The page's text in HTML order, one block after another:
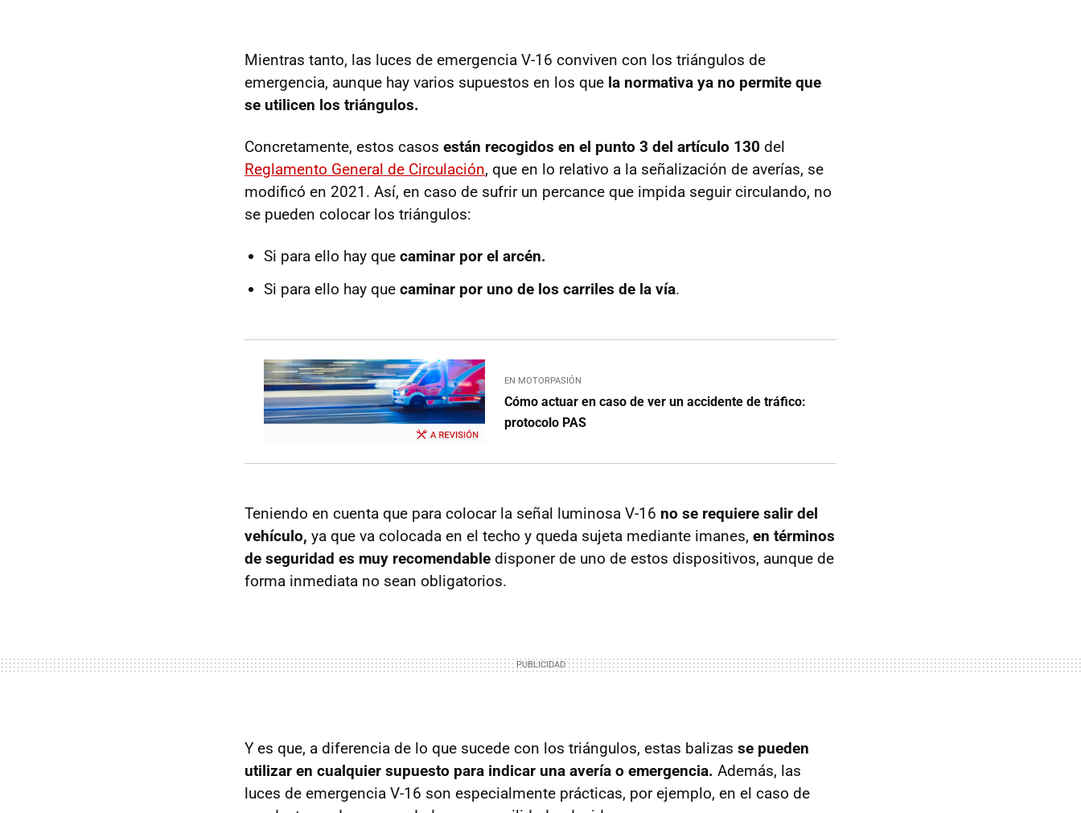
Mientras tanto, las luces de emergencia V-16 conviven con los triángulos de
emergencia, aunque hay varios supuestos en los que la normativa ya no permite que
se utilicen los triángulos.
Concretamente, estos casos están recogidos en el punto 3 del artículo 130 del
Reglamento General de Circulación, que en lo relativo a la señalización de averías, se
modificó en 2021. Así, en caso de sufrir un percance que impida seguir circulando, no
se pueden colocar los triángulos:
Si para ello hay que caminar por el arcén.
Si para ello hay que caminar por uno de los carriles de la vía.
EN MOTORPASIÓN
Cómo actuar en caso de ver un accidente de tráfico:
protocolo PAS
Teniendo en cuenta que para colocar la señal luminosa V-16 no se requiere salir del
vehículo, ya que va colocada en el techo y queda sujeta mediante imanes, en términos
de seguridad es muy recomendable disponer de uno de estos dispositivos, aunque de
forma inmediata no sean obligatorios.
Y es que, a diferencia de lo que sucede con los triángulos, estas balizas se pueden
utilizar en cualquier supuesto para indicar una avería o emergencia. Además, las
luces de emergencia V-16 son especialmente prácticas, por ejemplo, en el caso de